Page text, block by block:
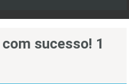
sucesso! 1